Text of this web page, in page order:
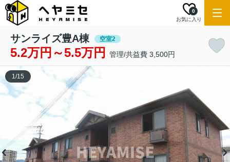
お気に入り
0
サンライズ豊A棟 空室2
5.2万円～5.5万円 管理/共益費 3,500円
1/15